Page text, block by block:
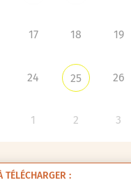
17 18 19
24 25 26
1 2 3
TÉLÉCHARGER :